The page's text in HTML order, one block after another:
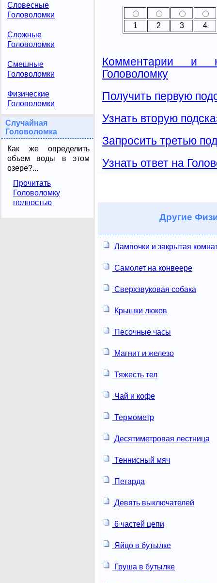
Словесные
Головоломки
Сложные
Головоломки
Смешные
Головоломки
Физические
Головоломки
Случайная
Головоломка
Как же определить
объем воды в этом
озере?...
Прочитать
Головоломку
полностью
1 2 3 4
Комментарии и
Головоломку
Получить первую
Узнать вторую
Запросить третью
Узнать ответ на
Другие
Лампочки и закрытая
Самолет на конвеере
Сверхзвуковая собака
Крышки люков
Песочные часы
Магнит и железо
Тяжесть тел
Чай и кофе
Термометр
Десятиметровая лестница
Теннисный мяч
Петарда
Девять выключателей
6 частей цепи
Яйцо в бутылке
Груша в бутылке